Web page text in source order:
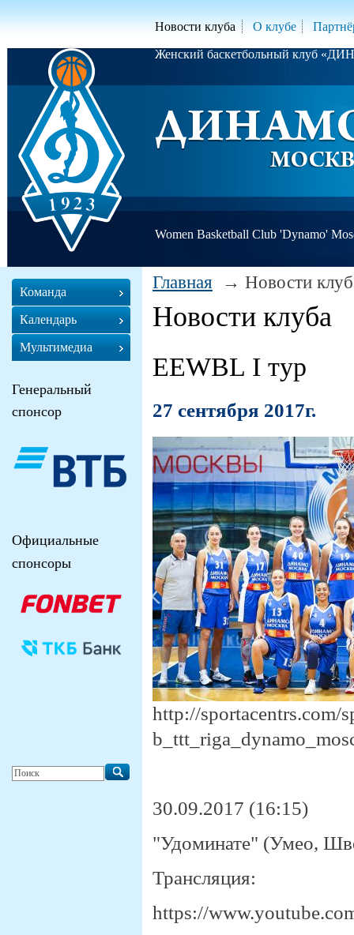
Новости клуба О клубе
Женский баскетбольный клуб
Women Basketball Club 'Dynamo'
Главная Новости
Новости клуба
EEWBL I тур
27 сентября 2017г.
http://sportacentrs.com/
30.09.2017 (16:15)
"Удоминате" (Умео,
Трансляция:
https://
Команда
Календарь
Мультимедиа
Генеральный
спонсор
Официальные
спонсоры